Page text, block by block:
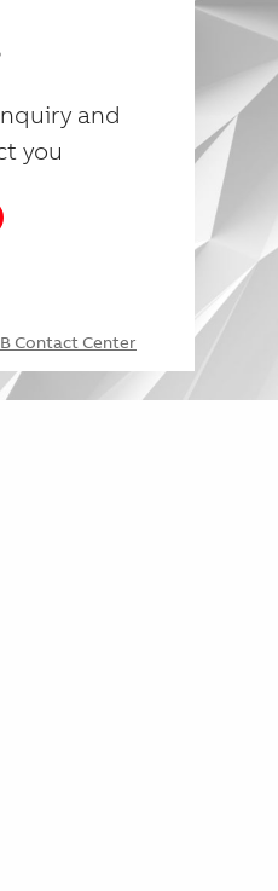
and
you
Contact Center